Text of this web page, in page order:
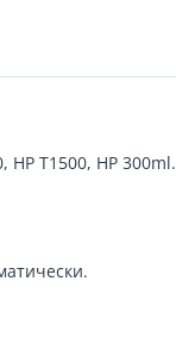
T1500, HP 300ml.